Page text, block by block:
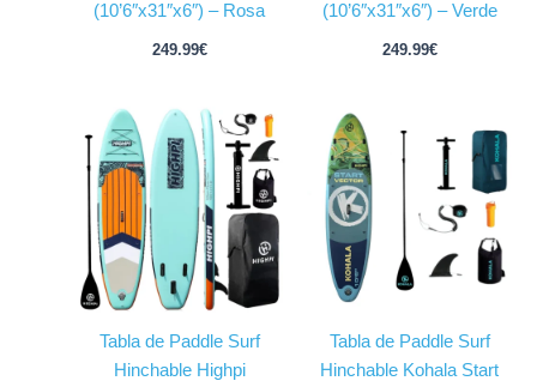
(10’6″x31″x6″) – Rosa
249.99€
(10’6″x31″x6″) – Verde
249.99€
Tabla de Paddle Surf
Hinchable Highpi
Tabla de Paddle Surf
Hinchable Kohala Start